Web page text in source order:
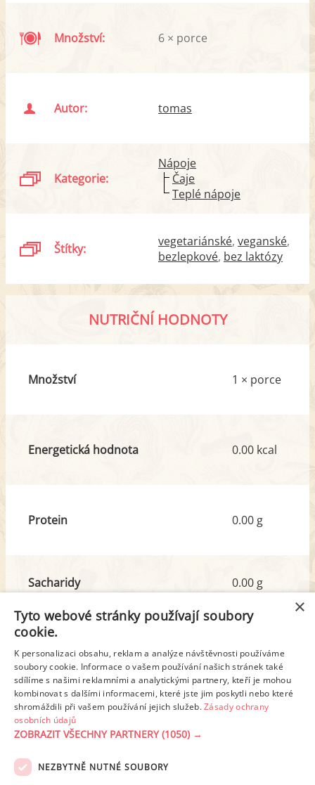
Množství: 6 × porce
Autor: tomas
Kategorie:
Nápoje
Čaje
Teplé nápoje
Štítky: vegetariánské veganské
bezlepkové bez laktózy
NUTRIČNÍ HODNOTY
Množství 1 × porce
Energetická hodnota 0.00 kcal
Protein 0.00 g
Sacharidy
0.00 g
Tuk
z toho nas. mastné kyseliny
0.00 g
0.00 g
Detailní rozpis
×
Tyto webové stránky používají soubory
cookie.
K personalizaci obsahu, reklam a analýze návštěvnosti používáme
soubory cookie. Informace o vašem používání našich stránek také
sdílíme s našimi reklamními a analytickými partnery, kteří je mohou
kombinovat s dalšími informacemi, které jste jim poskytli nebo které
shromáždili při vašem používání jejich služeb.Zásady ochrany
osobních údajů
ZOBRAZIT VŠECHNY PARTNERY(1050) →
NEZBYTNĚ NUTNÉ SOUBORY